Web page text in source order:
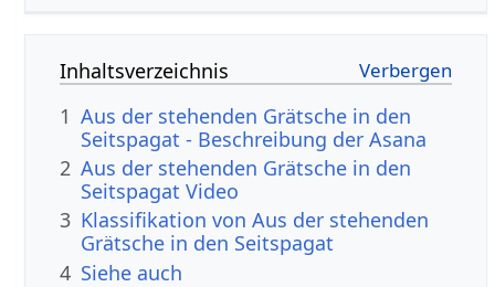
Inhaltsverzeichnis
1 Aus der stehenden Grätsche in den
Seitspagat - Beschreibung der Asana
2 Aus der stehenden Grätsche in den
Seitspagat Video
3 Klassifikation von Aus der stehenden
Grätsche in den Seitspagat
4 Siehe auch